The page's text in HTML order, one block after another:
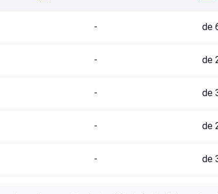
- de
- de
- de
- de
- de